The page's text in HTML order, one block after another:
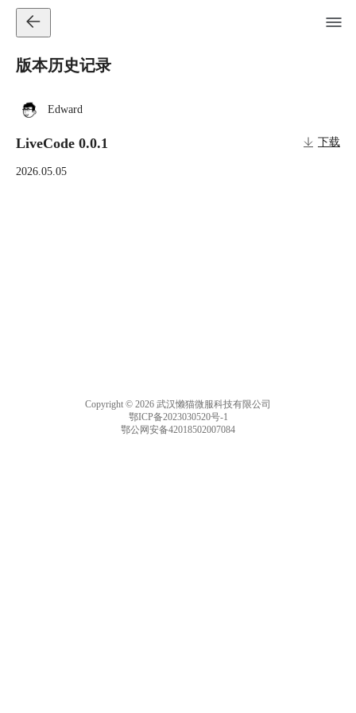
版本历史记录
Edward
LiveCode 0.0.1 下载
2026.05.05
Copyright © 2026 武汉懒猫微服科技有限公司
鄂ICP备2023030520号-1
鄂公网安备42018502007084